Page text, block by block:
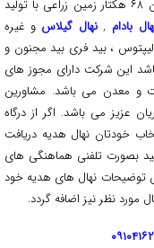
شرکت جایا کالا واقع در شمال غرب کشور با دارا بودن ۶۸ هکتار زمین زراعی با تولید
بادام, نهال گیلاسو غیره
، بید فری بید مجنون و
این شرکت دارای مجوز های
و معدن می باشد. مشاورین
عزیز می باشد. اگر از درگاه
خودتان نهال هدیه دریافت
بصورت تلفنی هماهنگی های
توضیحات نهال های هدیه خود
مورد نظر نیز اضافه گردد.